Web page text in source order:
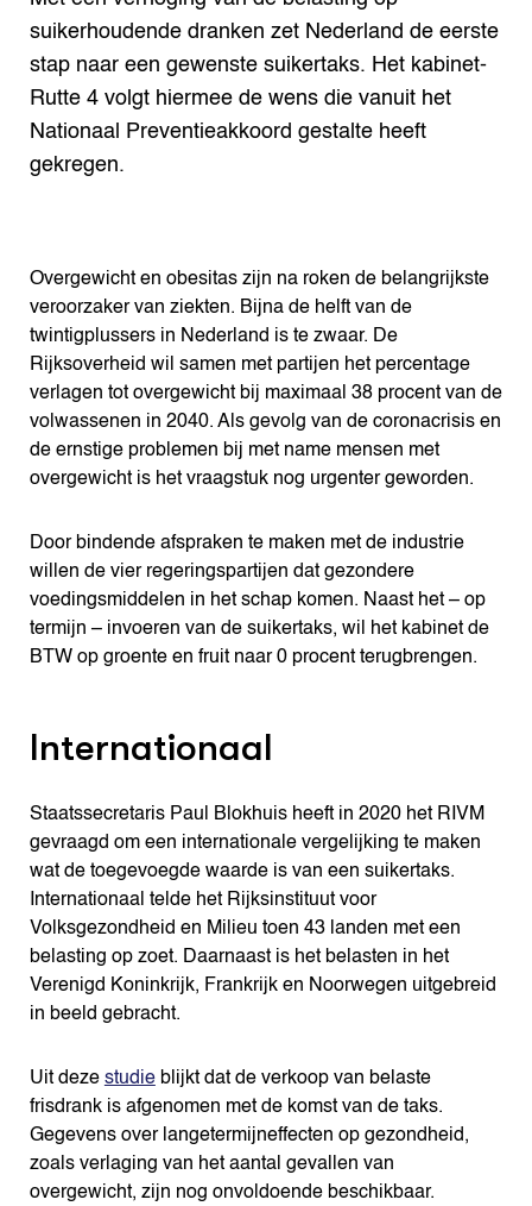
suikerhoudende dranken zet Nederland de eerste
stap naar een gewenste suikertaks. Het kabinet-
Rutte 4 volgt hiermee de wens die vanuit het
Nationaal Preventieakkoord gestalte heeft
gekregen.
Overgewicht en obesitas zijn na roken de belangrijkste
veroorzaker van ziekten. Bijna de helft van de
twintigplussers in Nederland is te zwaar. De
Rijksoverheid wil samen met partijen het percentage
verlagen tot overgewicht bij maximaal 38 procent van de
volwassenen in 2040. Als gevolg van de coronacrisis en
de ernstige problemen bij met name mensen met
overgewicht is het vraagstuk nog urgenter geworden.
Door bindende afspraken te maken met de industrie
willen de vier regeringspartijen dat gezondere
voedingsmiddelen in het schap komen. Naast het – op
termijn – invoeren van de suikertaks, wil het kabinet de
BTW op groente en fruit naar 0 procent terugbrengen.
Internationaal
Staatssecretaris Paul Blokhuis heeft in 2020 het RIVM
gevraagd om een internationale vergelijking te maken
wat de toegevoegde waarde is van een suikertaks.
Internationaal telde het Rijksinstituut voor
Volksgezondheid en Milieu toen 43 landen met een
belasting op zoet. Daarnaast is het belasten in het
Verenigd Koninkrijk, Frankrijk en Noorwegen uitgebreid
in beeld gebracht.
Uit deze studieblijkt dat de verkoop van belaste
frisdrank is afgenomen met de komst van de taks.
Gegevens over langetermijneffecten op gezondheid,
zoals verlaging van het aantal gevallen van
overgewicht, zijn nog onvoldoende beschikbaar.